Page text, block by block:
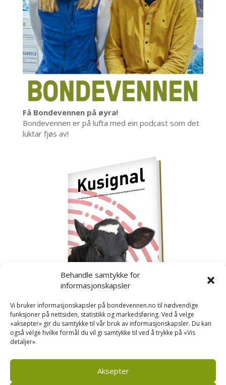
Behandle samtykke for
informasjonskapsler
Vi bruker informasjonskapsler på bondevennen.no til nødvendige
funksjoner på nettsiden, statistikk og markedsføring. Ved å velge
«aksepter» gir du samtykke til vår bruk av informasjonskapsler. Du kan
også velge hvilke formål du vil gi samtykke til ved å trykke på «Vis
detaljer».
Aksepter
Få Bondevennen på øyra!
Bondevennen er på lufta med ein podcast som det
luktar fjøs av!
Kusignal